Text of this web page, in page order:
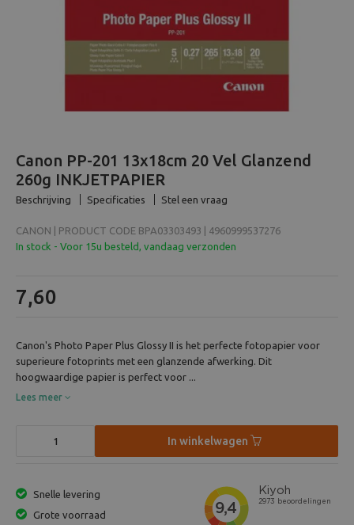
Analoog
Canon PP-201 13x18cm 20 Vel Glanzend
260g INKJETPAPIER
Beschrijving Specificaties Stel een vraag
CANON | PRODUCT CODE BPA03303493 | 4960999537276
In stock - Voor 15u besteld, vandaag verzonden
7,60
Canon's Photo Paper Plus Glossy II is het perfecte fotopapier voor
superieure fotoprints met een glanzende afwerking. Dit
hoogwaardige papier is perfect voor ...
Lees meer
In winkelwagen
Snelle levering
Grote voorraad